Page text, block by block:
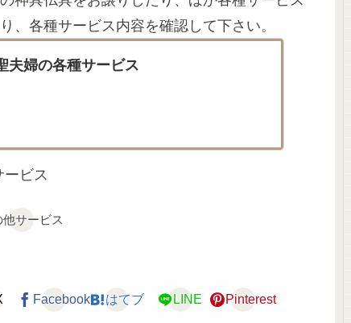
、各種サービス内容を確認して下さい。
夫婦の各種サービス
ービス
他サービス
Facebook はてブ LINE Pinterest